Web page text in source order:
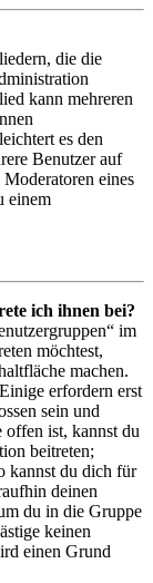
die die
kann mehreren
es den
Benutzer auf
eines
einem
ich ihnen bei?
im
möchtest,
machen.
erfordern erst
sein und
offen ist, kannst du
beitreten;
kannst du dich für
deinen
du in die Gruppe
keinen
einen Grund